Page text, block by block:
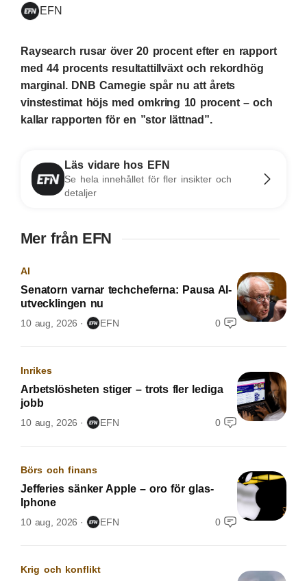
EFN
Raysearch rusar över 20 procent efter en rapport
med 44 procents resultattillväxt och rekordhög
marginal. DNB Carnegie spår nu att årets
vinstestimat höjs med omkring 10 procent – och
kallar rapporten för en ”stor lättnad”.
Läs vidare hos EFN
Se hela innehållet för fler insikter och
detaljer
Mer från EFN
AI
Senatorn varnar techcheferna: Pausa AI-
utvecklingen nu
10 aug, 2026 EFN 0
Inrikes
Arbetslösheten stiger – trots fler lediga
jobb
10 aug, 2026 EFN 0
Börs och finans
Jefferies sänker Apple – oro för glas-
Iphone
10 aug, 2026 EFN 0
Krig och konflikt